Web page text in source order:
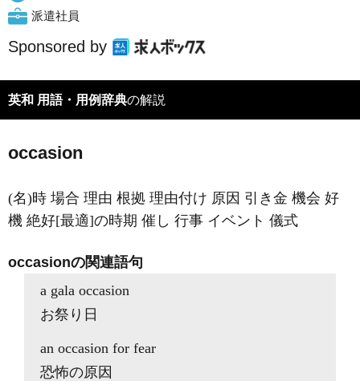
派遣社員
Sponsored by
英和 用語・用例辞典の解説
occasion
(名)時 場合 理由 根拠 理由付け 原因 引き金 機会 好
機 絶好[最適]の時期 催し 行事 イベント 儀式
occasionの関連語句
a gala occasion
お祭り日
an occasion for fear
恐怖の原因